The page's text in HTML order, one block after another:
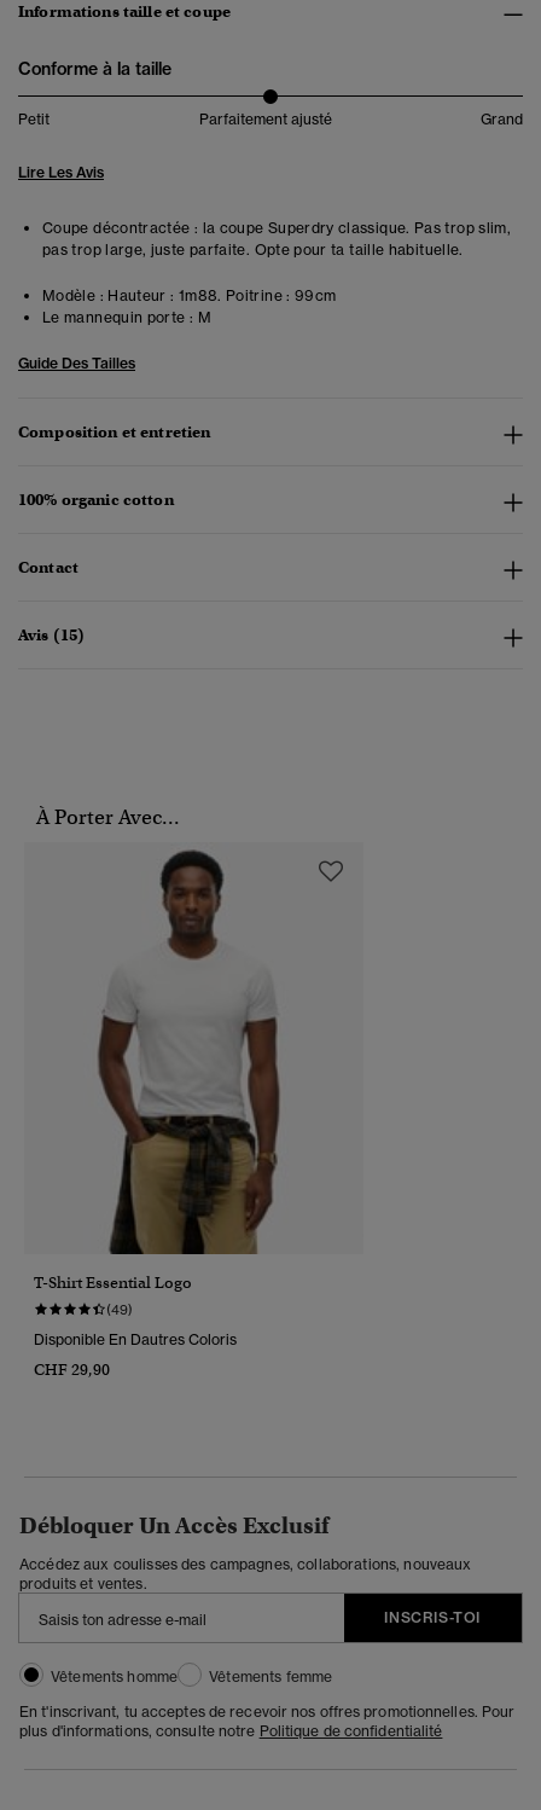
Informations taille et coupe
Conforme à la taille
Petit Parfaitement ajusté Grand
Lire Les Avis
Coupe décontractée : la coupe Superdry classique. Pas trop slim,
pas trop large, juste parfaite. Opte pour ta taille habituelle.
Modèle : Hauteur : 1m88. Poitrine : 99cm
Le mannequin porte : M
Guide Des Tailles
Composition et entretien
100% organic cotton
Contact
Avis (15)
À Porter Avec...
T-Shirt Essential Logo
(49)
Disponible En Dautres Coloris
CHF 29,90
Débloquer Un Accès Exclusif
Accédez aux coulisses des campagnes, collaborations, nouveaux
produits et ventes.
INSCRIS-TOI
Vêtements homme
Vêtements femme
En t'inscrivant, tu acceptes de recevoir nos offres promotionnelles. Pour
plus d'informations, consulte notre Politique de confidentialité